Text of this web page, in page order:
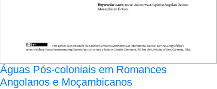
Águas Pós-coloniais em Romances
Angolanos e Moçambicanos